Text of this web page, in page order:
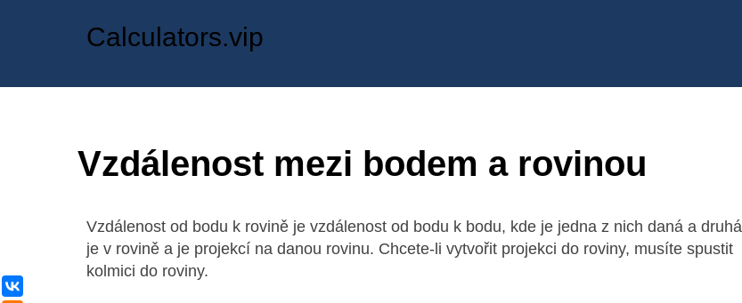
Calculators.vip
Vzdálenost mezi bodem a rovinou
Vzdálenost od bodu k rovině je vzdálenost od bodu k bodu, kde je jedna z nich daná a druhá
je v rovině a je projekcí na danou rovinu. Chcete-li vytvořit projekci do roviny, musíte spustit
kolmici do roviny.